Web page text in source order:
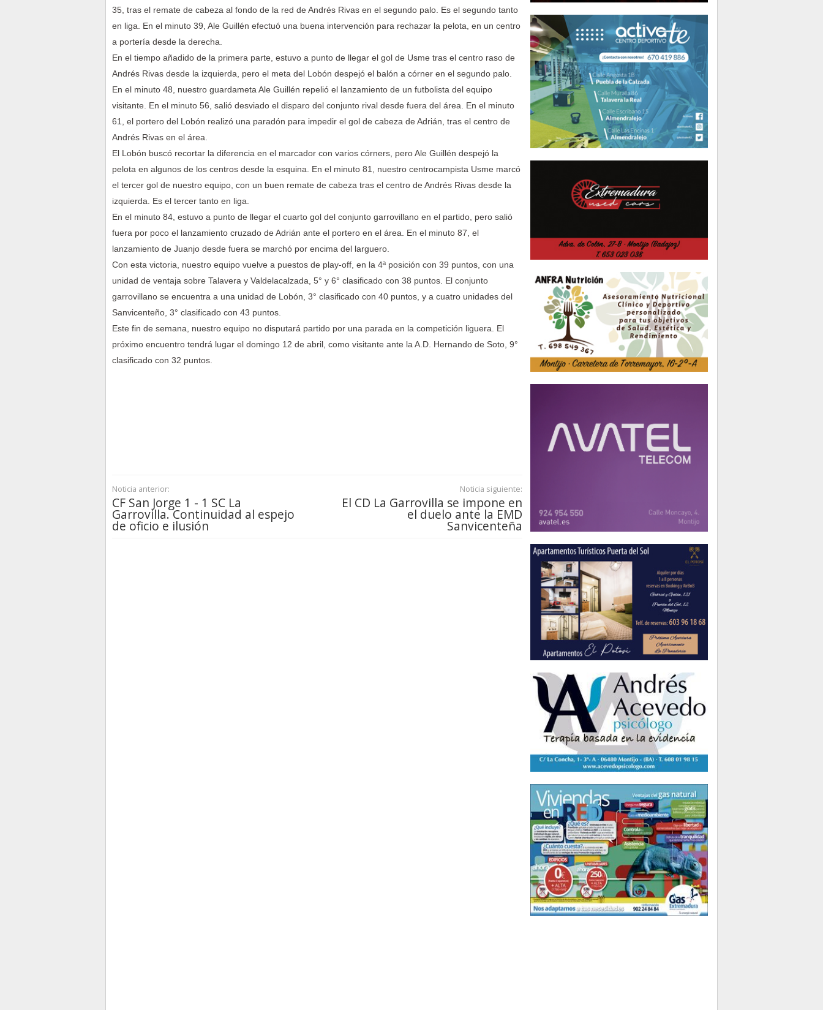
35, tras el remate de cabeza al fondo de la red de Andrés Rivas en el segundo palo. Es el segundo tanto
en liga. En el minuto 39, Ale Guillén efectuó una buena intervención para rechazar la pelota, en un centro
a portería desde la derecha.
En el tiempo añadido de la primera parte, estuvo a punto de llegar el gol de Usme tras el centro raso de
Andrés Rivas desde la izquierda, pero el meta del Lobón despejó el balón a córner en el segundo palo.
En el minuto 48, nuestro guardameta Ale Guillén repelió el lanzamiento de un futbolista del equipo
visitante. En el minuto 56, salió desviado el disparo del conjunto rival desde fuera del área. En el minuto
61, el portero del Lobón realizó una paradón para impedir el gol de cabeza de Adrián, tras el centro de
Andrés Rivas en el área.
El Lobón buscó recortar la diferencia en el marcador con varios córners, pero Ale Guillén despejó la
pelota en algunos de los centros desde la esquina. En el minuto 81, nuestro centrocampista Usme marcó
el tercer gol de nuestro equipo, con un buen remate de cabeza tras el centro de Andrés Rivas desde la
izquierda. Es el tercer tanto en liga.
En el minuto 84, estuvo a punto de llegar el cuarto gol del conjunto garrovillano en el partido, pero salió
fuera por poco el lanzamiento cruzado de Adrián ante el portero en el área. En el minuto 87, el
lanzamiento de Juanjo desde fuera se marchó por encima del larguero.
Con esta victoria, nuestro equipo vuelve a puestos de play-off, en la 4ª posición con 39 puntos, con una
unidad de ventaja sobre Talavera y Valdelacalzada, 5° y 6° clasificado con 38 puntos. El conjunto
garrovillano se encuentra a una unidad de Lobón, 3° clasificado con 40 puntos, y a cuatro unidades del
Sanvicenteño, 3° clasificado con 43 puntos.
Este fin de semana, nuestro equipo no disputará partido por una parada en la competición liguera. El
próximo encuentro tendrá lugar el domingo 12 de abril, como visitante ante la A.D. Hernando de Soto, 9°
clasificado con 32 puntos.
Noticia anterior:
CF San Jorge 1 - 1 SC La
Garrovilla. Continuidad al espejo
de oficio e ilusión
Noticia siguiente:
El CD La Garrovilla se impone en
el duelo ante la EMD
Sanvicenteña